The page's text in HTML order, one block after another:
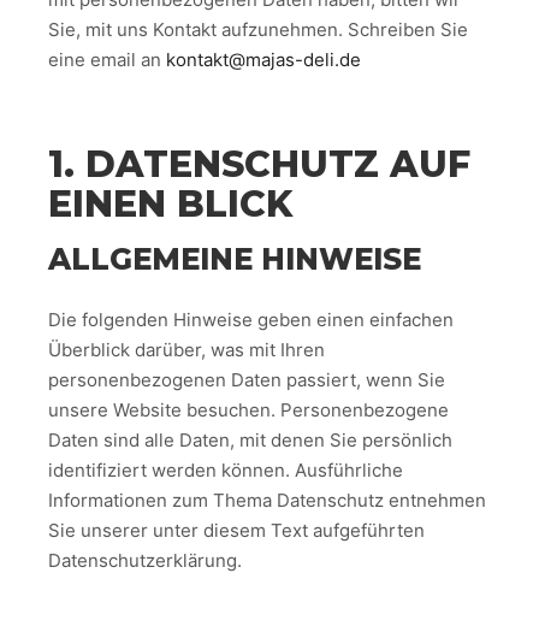
Sie, mit uns Kontakt aufzunehmen. Schreiben Sie
eine email an kontakt@majas-deli.de
1. DATENSCHUTZ AUF
EINEN BLICK
ALLGEMEINE HINWEISE
Die folgenden Hinweise geben einen einfachen
Überblick darüber, was mit Ihren
personenbezogenen Daten passiert, wenn Sie
unsere Website besuchen. Personenbezogene
Daten sind alle Daten, mit denen Sie persönlich
identifiziert werden können. Ausführliche
Informationen zum Thema Datenschutz entnehmen
Sie unserer unter diesem Text aufgeführten
Datenschutzerklärung.